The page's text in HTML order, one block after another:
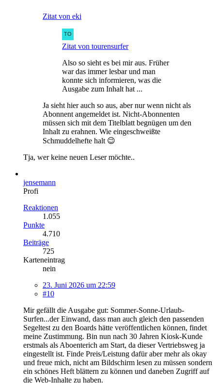
Zitat von eki
Zitat von tourensurfer
Also so sieht es bei mir aus. Früher
war das immer lesbar und man
konnte sich informieren, was die
Ausgabe zum Inhalt hat ...
Ja sieht hier auch so aus, aber nur wenn nicht als
Abonnent angemeldet ist. Nicht-Abonnenten
müssen sich mit dem Titelblatt begnügen um den
Inhalt zu erahnen. Wie eingeschweißte
Schmuddelhefte halt 😉
Tja, wer keine neuen Leser möchte..
jensemann
Profi
Reaktionen
1.055
Punkte
4.710
Beiträge
725
Karteneintrag
nein
23. Juni 2026 um 22:59
#10
Mir gefällt die Ausgabe gut: Sommer-Sonne-Urlaub-
Surfen...der Einwand, dass man auch gleich den passenden
Segeltest zu den Boards hätte veröffentlichen können, findet
meine Zustimmung. Bin nun nach 30 Jahren Kiosk-Kunde
erstmals als Aboenterich am Start, da dieser Vertriebsweg ja
eingestellt ist. Finde Preis/Leistung dafür aber mehr als okay
und freue mich, nicht am Bildschirm lesen zu müssen sondern
ein schönes Heft blättern zu können und daneben Zugriff auf
die Web-Inhalte zu haben.